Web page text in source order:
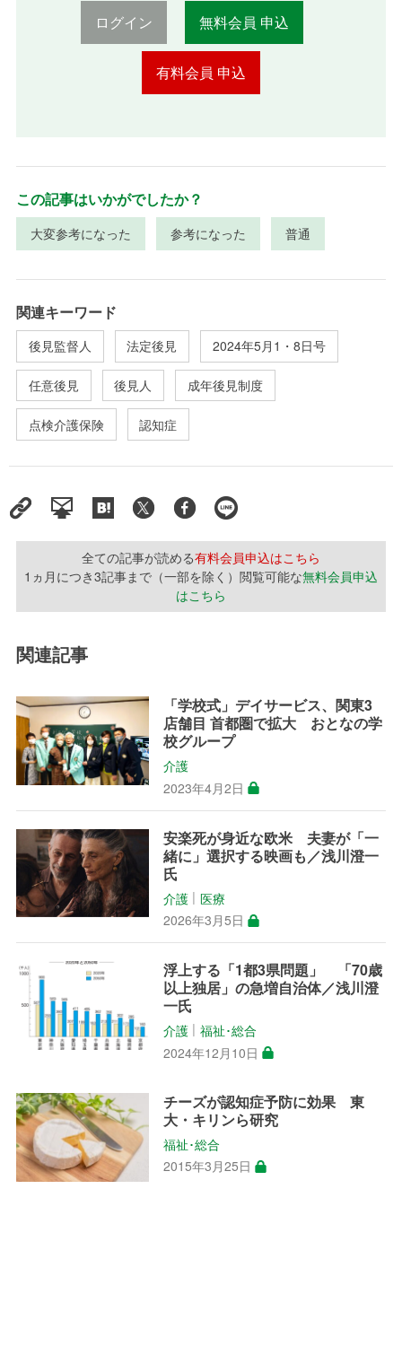
ログイン 無料会員 申込
有料会員 申込
この記事はいかがでしたか？
大変参考になった 参考になった 普通
関連キーワード
後見監督人 法定後見 2024年5月1・8日号
任意後見 後見人 成年後見制度
点検介護保険 認知症
全ての記事が読める有料会員申込はこちら
1ヵ月につき3記事まで（一部を除く）閲覧可能な無料会員申込
はこちら
関連記事
「学校式」デイサービス、関東3
店舗目 首都圏で拡大 おとなの学
校グループ
介護
2023年4月2日
安楽死が身近な欧米 夫妻が「一
緒に」選択する映画も／浅川澄一
氏
介護 │医療
2026年3月5日
浮上する「1都3県問題」 「70歳
以上独居」の急増自治体／浅川澄
一氏
介護 │福祉･総合
2024年12月10日
チーズが認知症予防に効果 東
大・キリンら研究
福祉･総合
2015年3月25日